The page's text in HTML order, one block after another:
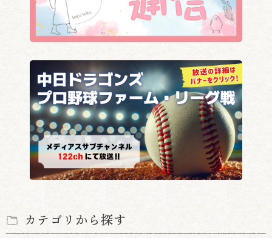
カテゴリから探す